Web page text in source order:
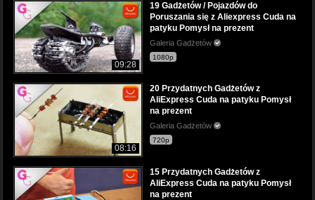
09:28
19 Gadżetów / Pojazdów do
Poruszania się z Aliexpress Cuda na
patyku Pomysł na prezent
Galeria Gadżetów
1080p
08:16
20 Przydatnych Gadżetów z
AliExpress Cuda na patyku Pomysł
na prezent
Galeria Gadżetów
720p
15 Przydatnych Gadżetów z
AliExpress Cuda na patyku Pomysł
na prezent